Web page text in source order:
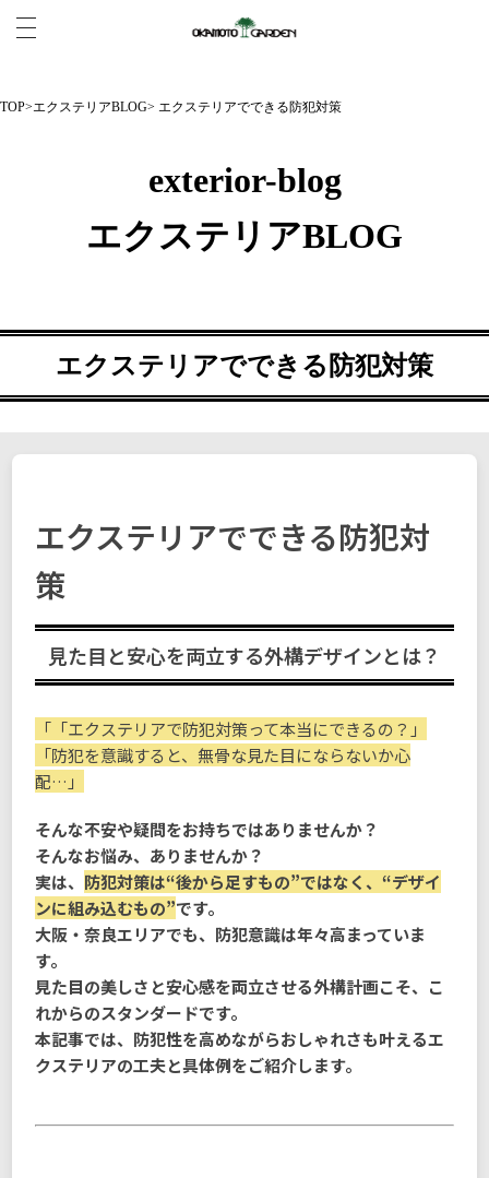
TOP>エクステリアBLOG> エクステリアでできる防犯対策
exterior-blog
エクステリアBLOG
エクステリアでできる防犯対策
エクステリアでできる防犯対
策
見た目と安心を両立する外構デザインとは？
「「エクステリアで防犯対策って本当にできるの？」
「防犯を意識すると、無骨な見た目にならないか心
配…」
そんな不安や疑問をお持ちではありませんか？
そんなお悩み、ありませんか？
実は、 防犯対策は“後から足すもの”ではなく、“デザイ
ンに組み込むもの”です。
大阪・奈良エリアでも、防犯意識は年々高まっていま
す。
見た目の美しさと安心感を両立させる外構計画こそ、こ
れからのスタンダードです。
本記事では、防犯性を高めながらおしゃれさも叶えるエ
クステリアの工夫と具体例をご紹介します。